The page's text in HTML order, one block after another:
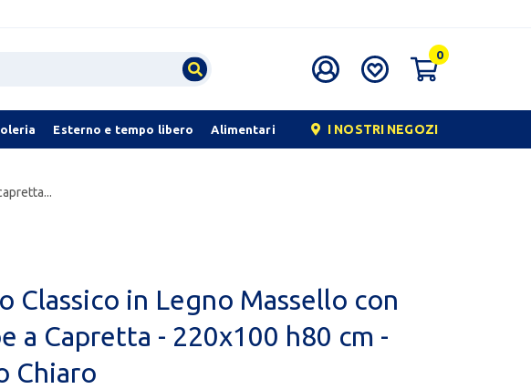
0
Esterno e tempo libero Alimentari I NOSTRI NEGOZI
Classico in Legno Massello con
a Capretta - 220x100 h80 cm -
Chiaro